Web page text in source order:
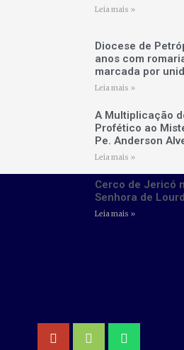
Leia mais »
Diocese de
anos com
marcada por
Leia mais »
A Multiplicação
Profético ao
Pe. Anderson
Leia mais »
Cerco de Jericó
Senhora de
Leia mais »